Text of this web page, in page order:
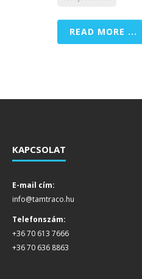
READ MORE ...
KAPCSOLAT
E-mail cím:
info@tamtraco.hu
Telefonszám:
+36 70 613 7666
+36 70 636 8863